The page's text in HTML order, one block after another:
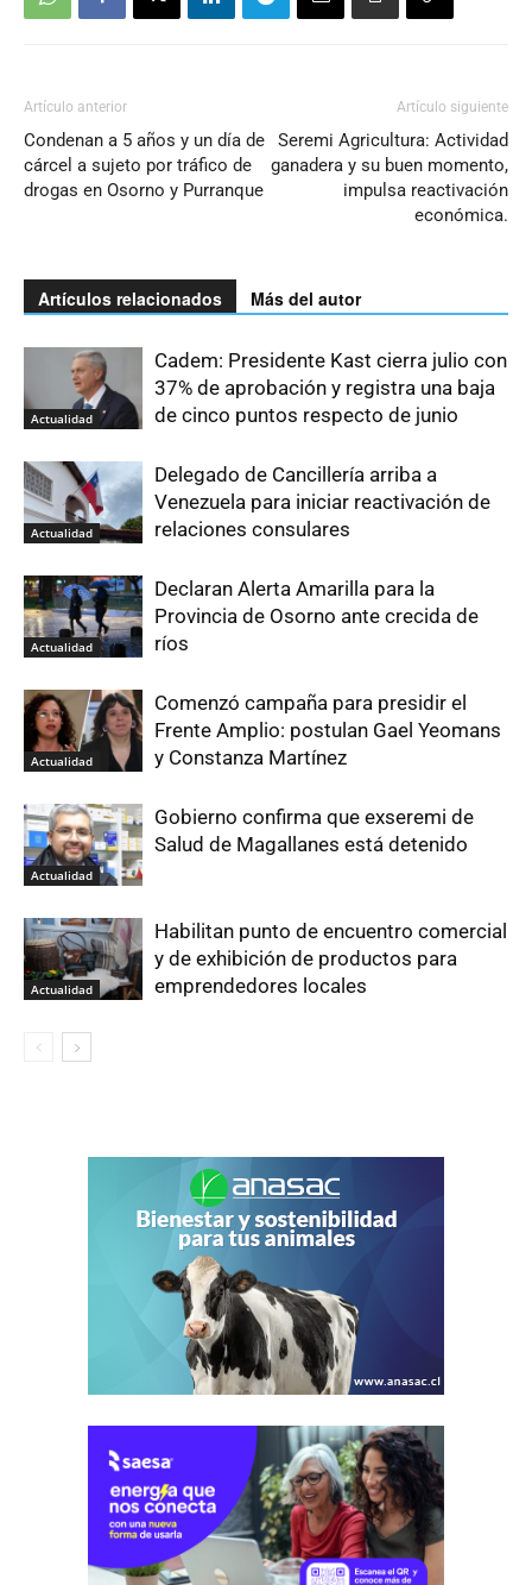
Artículo anterior
Condenan a 5 años y un día de
cárcel a sujeto por tráfico de
drogas en Osorno y Purranque
Artículo siguiente
Seremi Agricultura: Actividad
ganadera y su buen momento,
impulsa reactivación
económica.
Artículos relacionados Más del autor
Actualidad
Cadem: Presidente Kast cierra julio con
37% de aprobación y registra una baja
de cinco puntos respecto de junio
Actualidad
Delegado de Cancillería arriba a
Venezuela para iniciar reactivación de
relaciones consulares
Actualidad
Declaran Alerta Amarilla para la
Provincia de Osorno ante crecida de
ríos
Actualidad
Comenzó campaña para presidir el
Frente Amplio: postulan Gael Yeomans
y Constanza Martínez
Actualidad
Gobierno confirma que exseremi de
Salud de Magallanes está detenido
Actualidad
Habilitan punto de encuentro comercial
y de exhibición de productos para
emprendedores locales